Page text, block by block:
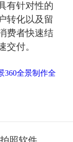
有针对性的
转化以及留
费者快速结
交付。
360全景制作全